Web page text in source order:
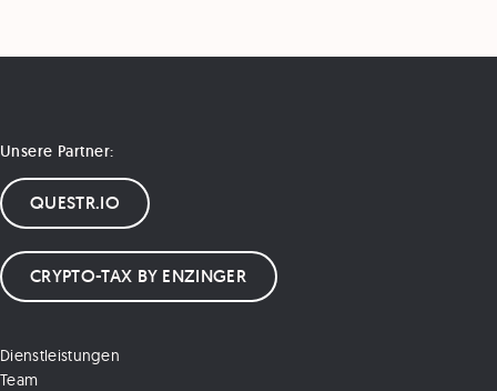
Dienstleistungen
Team
Unsere Partner:
QUESTR.IO
CRYPTO-TAX BY ENZINGER